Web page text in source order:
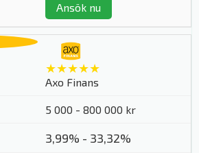
Ansök nu
★★★★★
Axo Finans
5 000 - 800 000 kr
3,99% - 33,32%